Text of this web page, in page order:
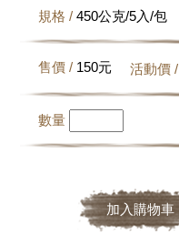
規格 / 450公克/5入/包
售價 / 150元 活動價 /
數量
加入購物車